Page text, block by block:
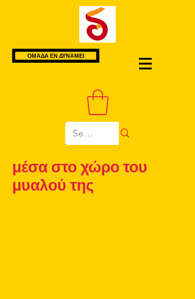
ΟΜΑΔΑ ΕΝ ΔΥΝΑΜΕΙ
μέσα στο χώρο του
μυαλού της